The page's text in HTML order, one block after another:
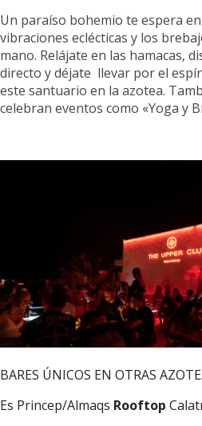
Un paraíso bohemio te espera
vibraciones eclécticas y los
mano. Relájate en las hamacas,
directo y déjate llevar por el
este santuario en la azotea.
celebran eventos como «Yoga y
BARES ÚNICOS EN OTRAS
Es Princep/Almaqs Rooftop